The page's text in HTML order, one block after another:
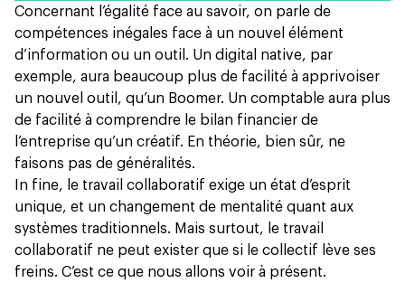
Concernant l’égalité face au savoir, on parle de
compétences inégales face à un nouvel élément
d’information ou un outil. Un digital native, par
exemple, aura beaucoup plus de facilité à apprivoiser
un nouvel outil, qu’un Boomer. Un comptable aura plus
de facilité à comprendre le bilan financier de
l’entreprise qu’un créatif. En théorie, bien sûr, ne
faisons pas de généralités.
In fine, le travail collaboratif exige un état d’esprit
unique, et un changement de mentalité quant aux
systèmes traditionnels. Mais surtout, le travail
collaboratif ne peut exister que si le collectif lève ses
freins. C’est ce que nous allons voir à présent.